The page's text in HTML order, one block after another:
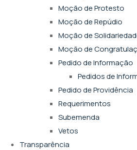
Moção de Protesto
Moção de Repúdio
Moção de
Moção de
Pedido de Informação
Pedidos de
Pedido de Providência
Requerimentos
Subemenda
Vetos
Transparência